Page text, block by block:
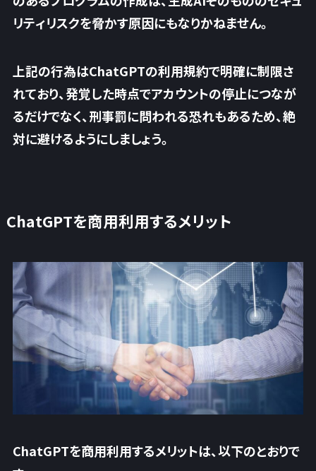
リティリスクを脅かす原因にもなりかねません。
上記の行為はChatGPTの利用規約で明確に制限さ
れており、発覚した時点でアカウントの停止につなが
るだけでなく、刑事罰に問われる恐れもあるため、絶
対に避けるようにしましょう。
ChatGPTを商用利用するメリット
ChatGPTを商用利用するメリットは、以下のとおりで